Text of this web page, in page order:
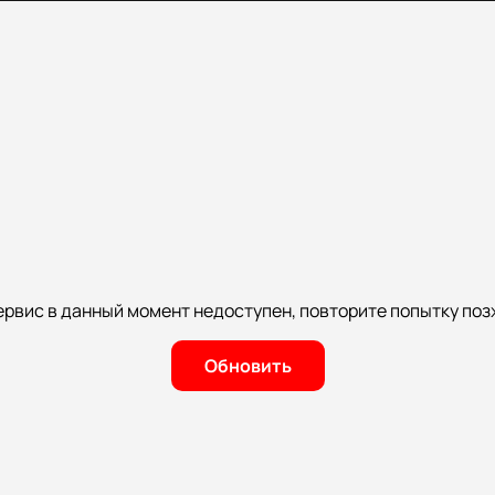
в данный момент недоступен, повторите попытку
Обновить